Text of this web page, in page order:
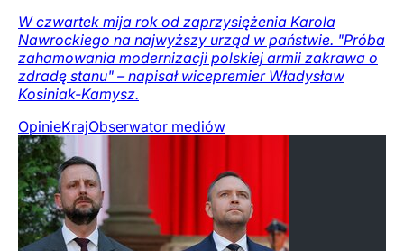
W czwartek mija rok od zaprzysiężenia Karola
Nawrockiego na najwyższy urząd w państwie. "Próba
zahamowania modernizacji polskiej armii zakrawa o
zdradę stanu" – napisał wicepremier Władysław
Kosiniak-Kamysz.
OpinieKrajObserwator mediów